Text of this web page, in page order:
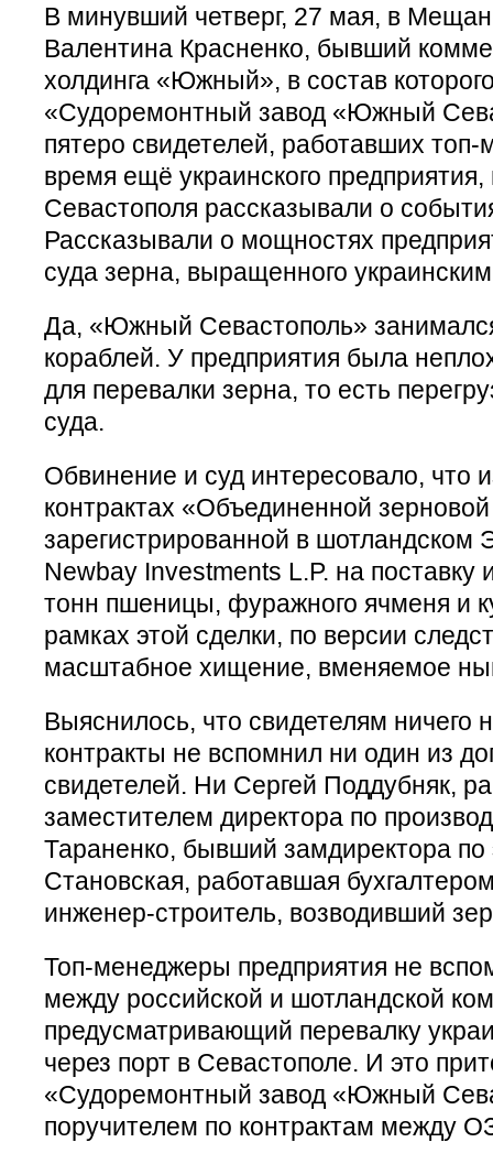
В минувший четверг, 27 мая, в
Валентина Красненко, бывший
холдинга «Южный», в состав
«Судоремонтный завод «Южный
пятеро свидетелей, работавших
время ещё украинского предприятия,
Севастополя рассказывали о
Рассказывали о мощностях
суда зерна, выращенного
Да, «Южный Севастополь»
кораблей. У предприятия была
для перевалки зерна, то есть
суда.
Обвинение и суд интересовало, что
контрактах «Объединенной
зарегистрированной в шотландском
Newbay Investments L.P. на поставку
тонн пшеницы, фуражного ячменя и
рамках этой сделки, по версии
масштабное хищение, вменяемое
Выяснилось, что свидетелям ничего
контракты не вспомнил ни один из
свидетелей. Ни Сергей Поддубняк,
заместителем директора по
Тараненко, бывший замдиректора
Становская, работавшая
инженер-строитель, возводивший
Топ-менеджеры предприятия не
между российской и шотландской
предусматривающий перевалку
через порт в Севастополе. И это
«Судоремонтный завод «Южный
поручителем по контрактам между